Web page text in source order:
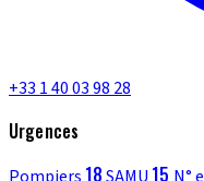
+33 1 40 03 98 28
Urgences
18 15